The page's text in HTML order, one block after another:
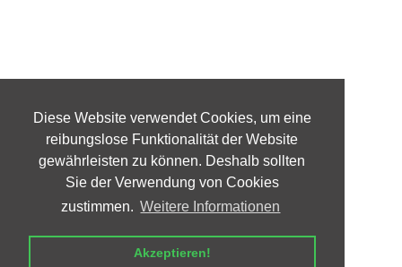
Diese Website verwendet Cookies, um eine
reibungslose Funktionalität der Website
gewährleisten zu können. Deshalb sollten
Sie der Verwendung von Cookies
zustimmen. Weitere Informationen
Akzeptieren!